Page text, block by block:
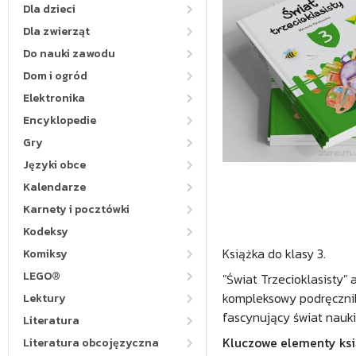
Dla dzieci
Dla zwierząt
Do nauki zawodu
Dom i ogród
Elektronika
Encyklopedie
Gry
Języki obce
Kalendarze
Karnety i pocztówki
Kodeksy
Komiksy
LEGO®
Lektury
Literatura
Literatura obcojęzyczna
Książka do klasy 3.
"Świat Trzecioklasisty"
kompleksowy
fascynujący świat
Kluczowe elementy